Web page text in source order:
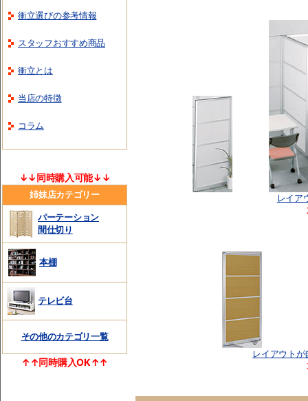
衝立選びの参考情報
スタッフおすすめ商品
衝立とは
当店の特徴
コラム
↓↓同時購入可能↓↓
姉妹店カテゴリー
パーテーション
間仕切り
本棚
テレビ台
その他のカテゴリ一覧
↑↑同時購入OK↑↑
レイア
レイアウトが